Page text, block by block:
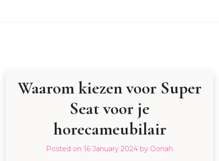
Waarom kiezen voor Super
Seat voor je
horecameubilair
Posted on 16 January 2024 by Oonah